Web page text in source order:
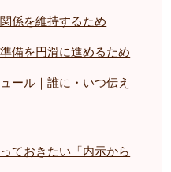
係を維持するため
備を円滑に進めるため
ール｜誰に・いつ伝え
ておきたい「内示から